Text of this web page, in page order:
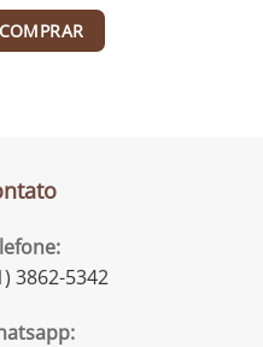
COMPRAR
3862-5342